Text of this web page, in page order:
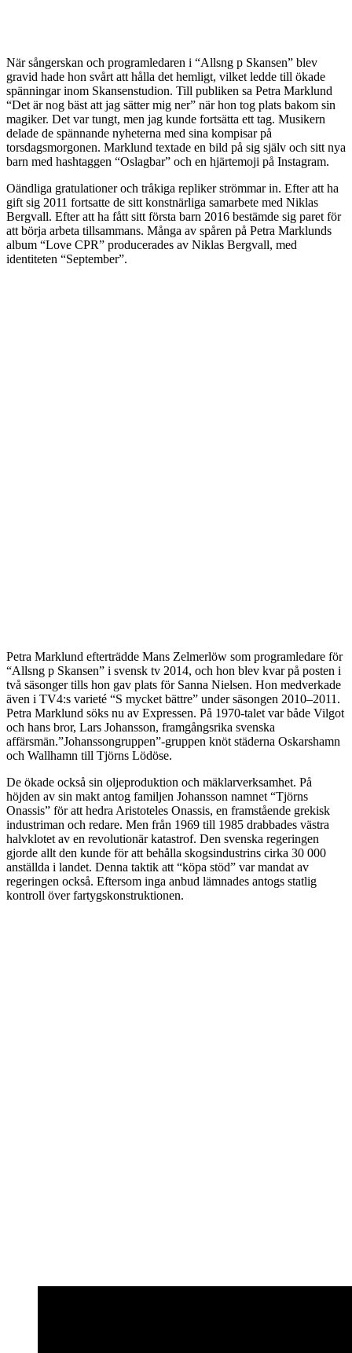
När sångerskan och programledaren i “Allsng p Skansen” blev
gravid hade hon svårt att hålla det hemligt, vilket ledde till ökade
spänningar inom Skansenstudion. Till publiken sa Petra Marklund
“Det är nog bäst att jag sätter mig ner” när hon tog plats bakom sin
magiker. Det var tungt, men jag kunde fortsätta ett tag. Musikern
delade de spännande nyheterna med sina kompisar på
torsdagsmorgonen. Marklund textade en bild på sig själv och sitt nya
barn med hashtaggen “Oslagbar” och en hjärtemoji på Instagram.
Oändliga gratulationer och tråkiga repliker strömmar in. Efter att ha
gift sig 2011 fortsatte de sitt konstnärliga samarbete med Niklas
Bergvall. Efter att ha fått sitt första barn 2016 bestämde sig paret för
att börja arbeta tillsammans. Många av spåren på Petra Marklunds
album “Love CPR” producerades av Niklas Bergvall, med
identiteten “September”.
Petra Marklund efterträdde Mans Zelmerlöw som programledare för
“Allsng p Skansen” i svensk tv 2014, och hon blev kvar på posten i
två säsonger tills hon gav plats för Sanna Nielsen. Hon medverkade
även i TV4:s varieté “S mycket bättre” under säsongen 2010–2011.
Petra Marklund söks nu av Expressen. På 1970-talet var både Vilgot
och hans bror, Lars Johansson, framgångsrika svenska
affärsmän.”Johanssongruppen”-gruppen knöt städerna Oskarshamn
och Wallhamn till Tjörns Lödöse.
De ökade också sin oljeproduktion och mäklarverksamhet. På
höjden av sin makt antog familjen Johansson namnet “Tjörns
Onassis” för att hedra Aristoteles Onassis, en framstående grekisk
industriman och redare. Men från 1969 till 1985 drabbades västra
halvklotet av en revolutionär katastrof. Den svenska regeringen
gjorde allt den kunde för att behålla skogsindustrins cirka 30 000
anställda i landet. Denna taktik att “köpa stöd” var mandat av
regeringen också. Eftersom inga anbud lämnades antogs statlig
kontroll över fartygskonstruktionen.